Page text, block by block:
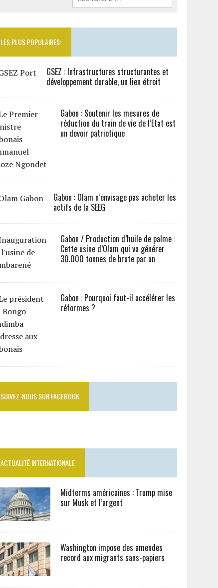
LES PLUS POPULAIRES:
GSEZ : Infrastructures structurantes et
développement durable, un lien étroit
Gabon : Soutenir les mesures de
réduction du train de vie de l’Etat est
un devoir patriotique
Gabon : Olam n’envisage pas acheter les
actifs de la SEEG
Gabon / Production d’huile de palme :
Cette usine d’Olam qui va générer
30.000 tonnes de brute par an
Gabon : Pourquoi faut-il accélérer les
réformes ?
SUIVEZ-NOUS SUR FACEBOOK
ACTUALITÉ INTERNATIONALE
Midterms américaines : Trump mise
sur Musk et l’argent
Washington impose des amendes
record aux migrants sans-papiers